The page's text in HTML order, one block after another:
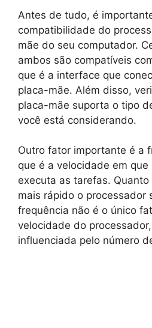
Antes de tudo, é
compatibilidade do
mãe do seu computador.
ambos são compatíveis
que é a interface que
placa-mãe. Além disso,
placa-mãe suporta o tipo
você está considerando.
Outro fator importante é a
que é a velocidade em
executa as tarefas.
mais rápido o processador
frequência não é o único
velocidade do
influenciada pelo número